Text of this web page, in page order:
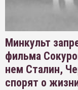
Минкульт
фильма
нем Сталин,
спорят о